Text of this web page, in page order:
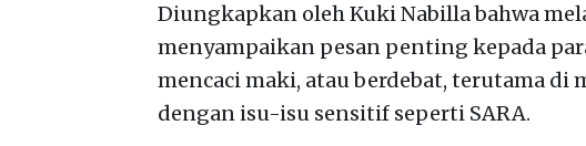
Diungkapkan oleh Kuki Nabilla bahwa
menyampaikan pesan penting kepada
mencaci maki, atau berdebat, terutama di
dengan isu-isu sensitif seperti SARA.